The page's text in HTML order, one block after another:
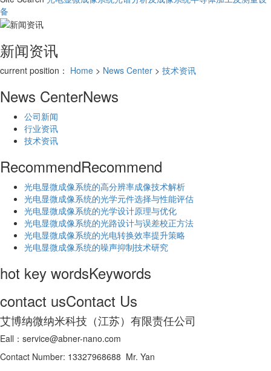
备
新闻资讯
current position： Home > News Center > 技术资讯
News CenterNews
公司新闻
行业资讯
技术资讯
RecommendRecommend
光电显微成像系统的高分辨率成像技术解析
​光电显微成像系统的光学元件选择与性能评估
光电显微成像系统的光学设计原理与优化
光电显微成像系统的光路设计与误差校正方法
光电显微成像系统的光电转换效率提升策略
光电显微成像系统的噪声抑制技术研究
hot key wordsKeywords
contact usContact Us
艾博纳微纳米科技（江苏）有限责任公司
Eall：service@abner-nano.com
Contact Number: 13327968688 Mr. Yan